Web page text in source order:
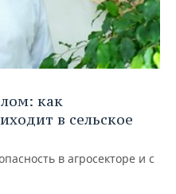
как
в сельское
в агросекторе и с